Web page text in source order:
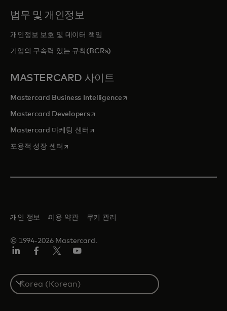
법무 및 개인정보
개인정보 보호 및 데이터 책임
기업의 구속력 있는 규칙(BCRs)
MASTERCARD 사이트
Mastercard Business Intelligence새 탭에서 열림
Mastercard Developers새 탭에서 열림
Mastercard 마케팅 센터 새 탭에서 열림
포용적 성장 센터 새 탭에서 열림
© 1994-2026 Mastercard.
개인 정보 이용 약관 쿠키 관리
S
e
In
ook
터/
X
브